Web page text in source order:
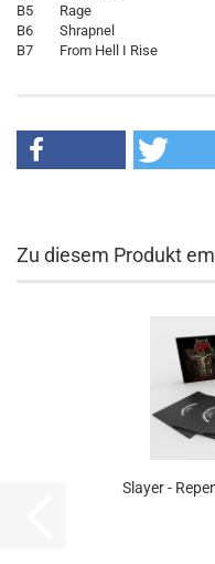
B5 Rage
B6 Shrapnel
B7 From Hell I Rise
Zu diesem Produkt
Slayer -